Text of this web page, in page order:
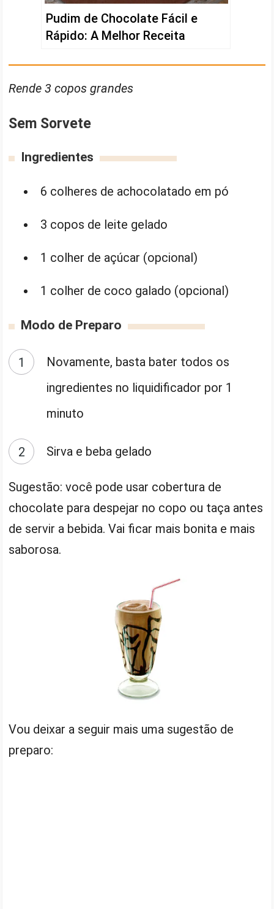
Pudim de Chocolate Fácil e
Rápido: A Melhor Receita
Rende 3 copos grandes
Sem Sorvete
Ingredientes
6 colheres de achocolatado em pó
3 copos de leite gelado
1 colher de açúcar (opcional)
1 colher de coco galado (opcional)
Modo de Preparo
Novamente, basta bater todos os
ingredientes no liquidificador por 1
minuto
Sirva e beba gelado
Sugestão: você pode usar cobertura de
chocolate para despejar no copo ou taça antes
de servir a bebida. Vai ficar mais bonita e mais
saborosa.
Vou deixar a seguir mais uma sugestão de
preparo: